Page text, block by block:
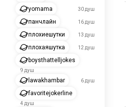
yomama 30 душ
панчлайн 16 душ
плохиешутки 13 душ
плохаяшутка 12 душ
boysthattelljokes
9 душ
lawakhambar 6 душ
favoritejokerline
4 душ